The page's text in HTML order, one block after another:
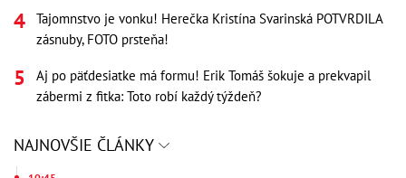
Tajomnstvo je vonku! Herečka Kristína Svarinská POTVRDILA
zásnuby, FOTO prsteňa!
Aj po päťdesiatke má formu! Erik Tomáš šokuje a prekvapil
zábermi z fitka: Toto robí každý týždeň?
NAJNOVŠIE ČLÁNKY